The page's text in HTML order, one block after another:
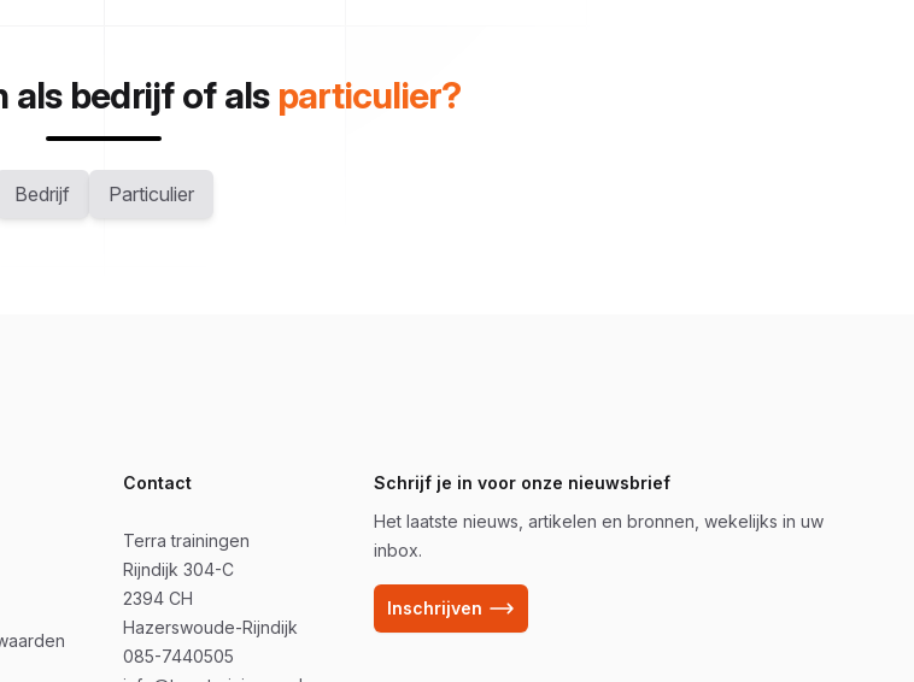
als bedrijf of als particulier?
Bedrijf Particulier
Contact
Terra trainingen
Rijndijk 304-C
2394 CH
Hazerswoude-Rijndijk
085-7440505
Schrijf je in voor onze nieuwsbrief
Het laatste nieuws, artikelen en bronnen, wekelijks in uw
inbox.
Inschrijven